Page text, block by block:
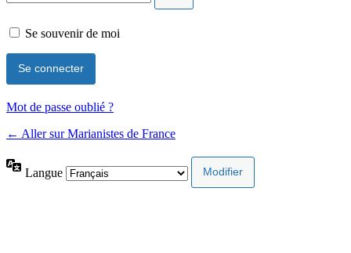
Se souvenir de moi
Mot de passe oublié ?
← Aller sur Marianistes de France
Langue